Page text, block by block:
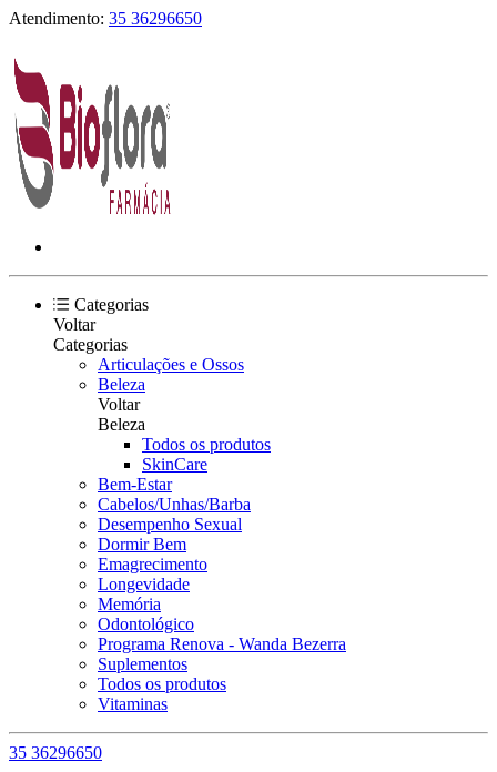
Atendimento: 35 36296650
Categorias
Voltar
Categorias
Articulações e Ossos
Beleza
Voltar
Beleza
Todos os produtos
SkinCare
Bem-Estar
Cabelos/Unhas/Barba
Desempenho Sexual
Dormir Bem
Emagrecimento
Longevidade
Memória
Odontológico
Programa Renova - Wanda Bezerra
Suplementos
Todos os produtos
Vitaminas
35 36296650